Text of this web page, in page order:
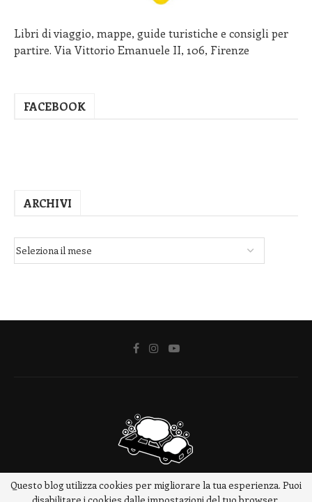
Libri di viaggio, mappe, guide turistiche e consigli per
partire. Via Vittorio Emanuele II, 106, Firenze
FACEBOOK
ARCHIVI
@2018 - www.meteotrip.it
Questo blog utilizza cookies per migliorare la tua esperienza. Puoi